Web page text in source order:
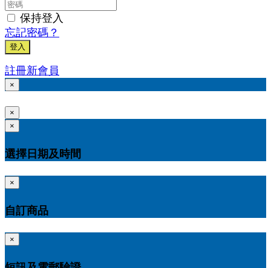
保持登入
忘記密碼？
登入
註冊新會員
×
×
×
選擇日期及時間
×
自訂商品
×